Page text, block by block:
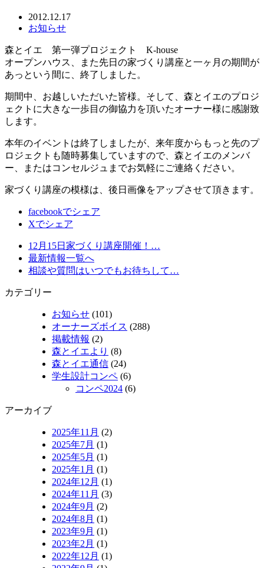
2012.12.17
お知らせ
森とイエ 第一弾プロジェクト K-house
オープンハウス、また先日の家づくり講座と一ヶ月の期間が
あっという間に、終了しました。
期間中、お越しいただいた皆様。そして、森とイエのプロジ
ェクトに大きな一歩目の御協力を頂いたオーナー様に感謝致
します。
本年のイベントは終了しましたが、来年度からもっと先のプ
ロジェクトも随時募集していますので、森とイエのメンバ
ー、またはコンセルジュまでお気軽にご連絡ください。
家づくり講座の模様は、後日画像をアップさせて頂きます。
facebookでシェア
Xでシェア
12月15日家づくり講座開催！…
最新情報一覧へ
相談や質問はいつでもお待ちして…
カテゴリー
お知らせ (101)
オーナーズボイス (288)
掲載情報 (2)
森とイエより (8)
森とイエ通信 (24)
学生設計コンペ (6)
コンペ2024 (6)
アーカイブ
2025年11月 (2)
2025年7月 (1)
2025年5月 (1)
2025年1月 (1)
2024年12月 (1)
2024年11月 (3)
2024年9月 (2)
2024年8月 (1)
2023年9月 (1)
2023年2月 (1)
2022年12月 (1)